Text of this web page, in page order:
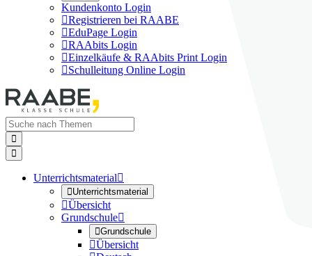
Kundenkonto Login
Registrieren bei RAABE
EduPage Login
RAAbits Login
Einzelkäufe & RAAbits Print Login
Schulleitung Online Login


Unterrichtsmaterial
Unterrichtsmaterial
Übersicht
Grundschule
Grundschule
Übersicht